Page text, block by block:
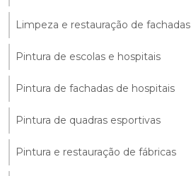
Limpeza e restauração de fachadas
Pintura de escolas e hospitais
Pintura de fachadas de hospitais
Pintura de quadras esportivas
Pintura e restauração de fábricas